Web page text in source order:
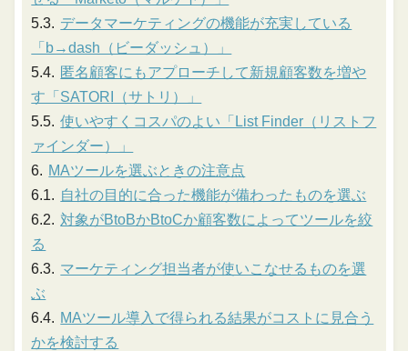
データマーケティングの機能が充実している
「b→dash（ビーダッシュ）」
匿名顧客にもアプローチして新規顧客数を増や
す「SATORI（サトリ）」
使いやすくコスパのよい「List Finder（リストフ
ァインダー）」
MAツールを選ぶときの注意点
自社の目的に合った機能が備わったものを選ぶ
対象がBtoBかBtoCか顧客数によってツールを絞
る
マーケティング担当者が使いこなせるものを選
ぶ
MAツール導入で得られる結果がコストに見合う
かを検討する